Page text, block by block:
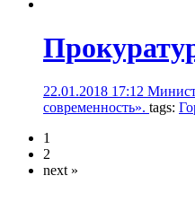
22.01.2018 17:12
современность». tags:
1
2
next »